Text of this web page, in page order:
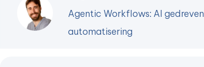
Agentic Workflows: AI gedreven
automatisering